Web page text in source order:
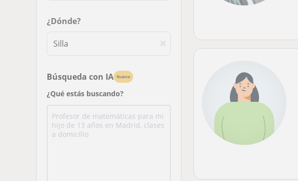
¿Dónde?
Búsqueda con IA Nuevo
¿Qué estás buscando?